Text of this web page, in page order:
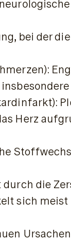
bei der
Herz
die
sich meist